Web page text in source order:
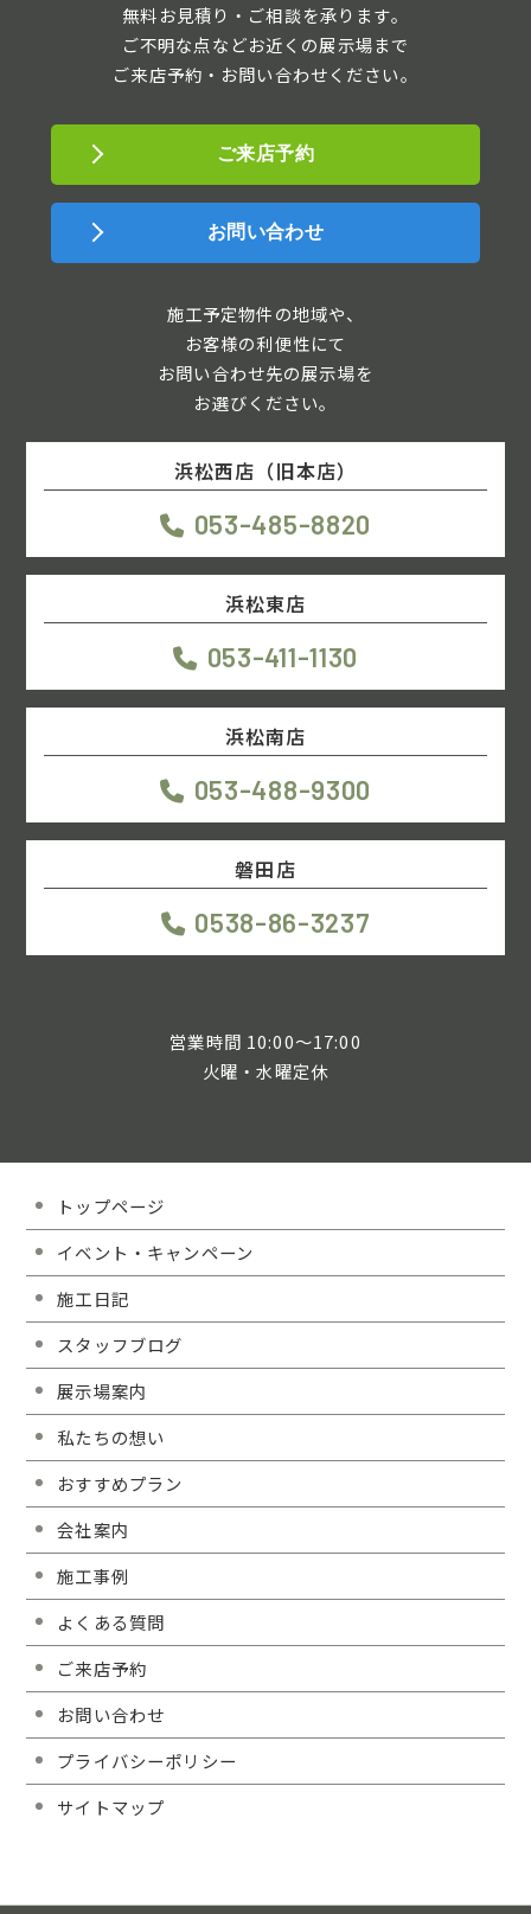
無料お見積り・ご相談を承ります。
ご不明な点などお近くの展示場まで
ご来店予約・お問い合わせください。
ご来店予約
お問い合わせ
施工予定物件の地域や、
お客様の利便性にて
お問い合わせ先の展示場を
お選びください。
浜松西店（旧本店）
053-485-8820
浜松東店
053-411-1130
浜松南店
053-488-9300
磐田店
0538-86-3237
営業時間 10:00～17:00
火曜・水曜定休
トップページ
イベント・キャンペーン
施工日記
スタッフブログ
展示場案内
私たちの想い
おすすめプラン
会社案内
施工事例
よくある質問
ご来店予約
お問い合わせ
プライバシーポリシー
サイトマップ